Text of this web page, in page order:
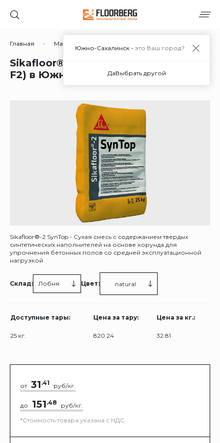
Главная Материалы Упрочнители
Sikafloor®-2 SynTop (Sika® PANBEX®
F2) в Южно-Сахалинске
Sikafloor®-2 SynTop - Сухая смесь с содержанием твердых
синтетических наполнителей на основе корунда для
упрочнения бетонных полов со средней эксплуатационной
нагрузкой
Склад: Лобня Цвет: natural
Доступные тары: Цена за тару: Цена за кг.:
25 кг. 820.24 32.81
от 31.41 руб/кг.
до 151.48
руб/кг.
*Стоимость товара указана с НДС.
Южно-Сахалинск - это Ваш город?
ДаВыбрать другой